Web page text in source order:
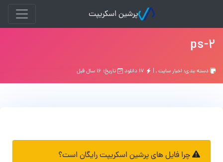
پرشین اسکریپت
ps-2
دسته بندی: اخبار سایت, | تاریخ: ۱۶ سال قبل
چرا فایل های پرشین اسکریپت رایگان است؟